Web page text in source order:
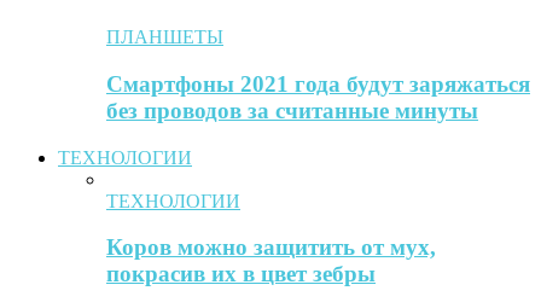
ПЛАНШЕТЫ
Смартфоны 2021 года будут заряжаться
без проводов за считанные минуты
ТЕХНОЛОГИИ
ТЕХНОЛОГИИ
Коров можно защитить от мух,
покрасив их в цвет зебры